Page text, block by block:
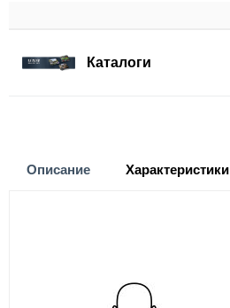
Каталоги
Описание Характеристики